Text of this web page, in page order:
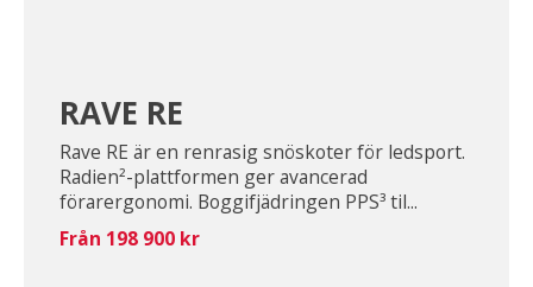
RAVE RE
Rave RE är en renrasig snöskoter för ledsport.
Radien²-plattformen ger avancerad
förarergonomi. Boggifjädringen PPS³ til...
Från 198 900 kr